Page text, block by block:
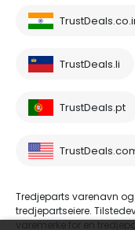
TrustDeals.li
TrustDeals.pt
Tredjeparts varenavn
tredjepartseiere.